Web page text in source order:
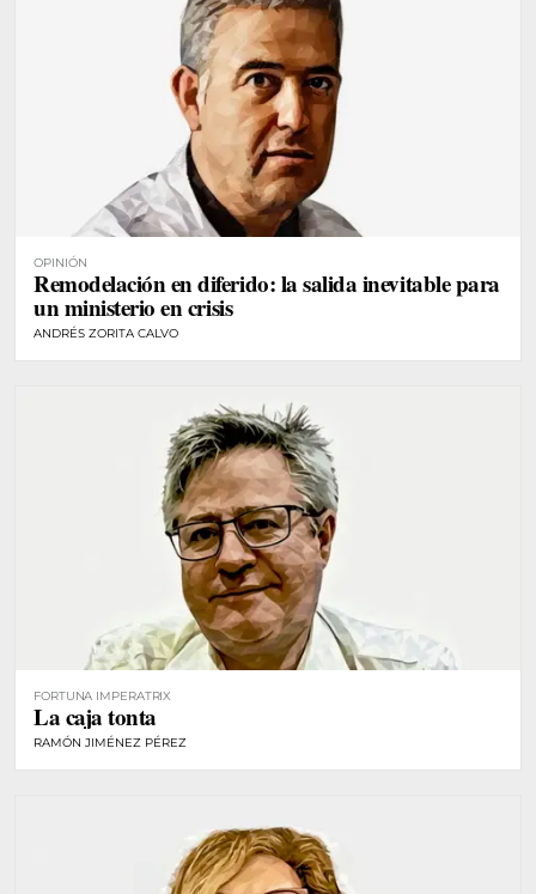
OPINIÓN
Remodelación en diferido: la salida inevitable para
un ministerio en crisis
ANDRÉS ZORITA CALVO
FORTUNA IMPERATRIX
La caja tonta
RAMÓN JIMÉNEZ PÉREZ